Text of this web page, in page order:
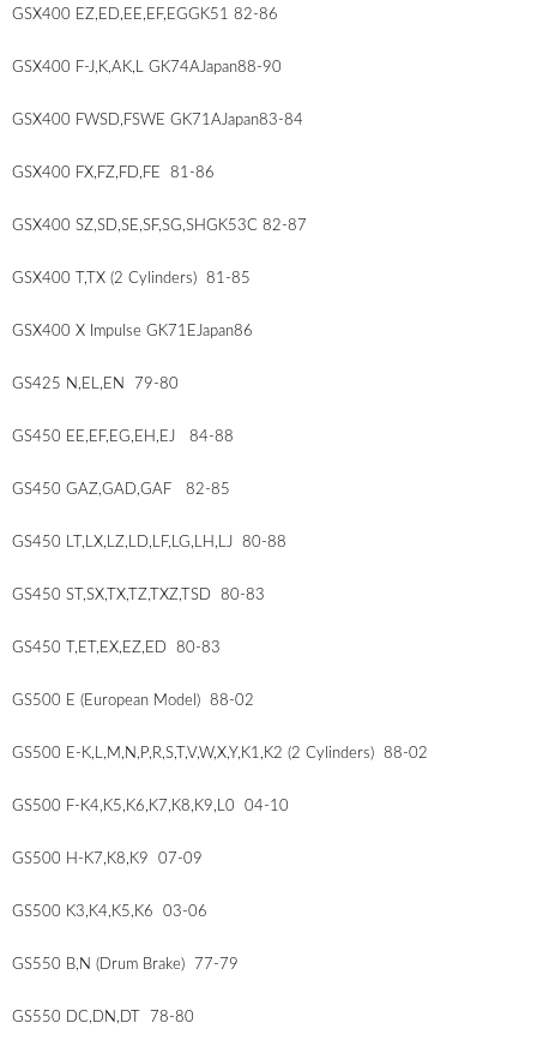
GSX400 EZ,ED,EE,EF,EGGK51 82-86
GSX400 F-J,K,AK,L GK74AJapan88-90
GSX400 FWSD,FSWE GK71AJapan83-84
GSX400 FX,FZ,FD,FE 81-86
GSX400 SZ,SD,SE,SF,SG,SHGK53C 82-87
GSX400 T,TX (2 Cylinders) 81-85
GSX400 X Impulse GK71EJapan86
GS425 N,EL,EN 79-80
GS450 EE,EF,EG,EH,EJ 84-88
GS450 GAZ,GAD,GAF 82-85
GS450 LT,LX,LZ,LD,LF,LG,LH,LJ 80-88
GS450 ST,SX,TX,TZ,TXZ,TSD 80-83
GS450 T,ET,EX,EZ,ED 80-83
GS500 E (European Model) 88-02
GS500 E-K,L,M,N,P,R,S,T,V,W,X,Y,K1,K2 (2 Cylinders) 88-02
GS500 F-K4,K5,K6,K7,K8,K9,L0 04-10
GS500 H-K7,K8,K9 07-09
GS500 K3,K4,K5,K6 03-06
GS550 B,N (Drum Brake) 77-79
GS550 DC,DN,DT 78-80